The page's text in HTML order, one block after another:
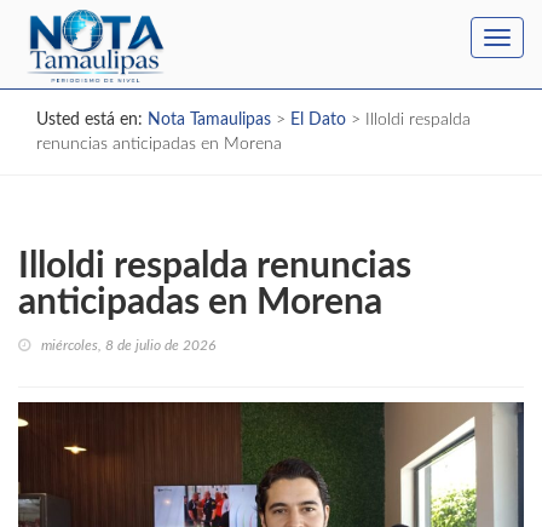
Usted está en: Nota Tamaulipas > El Dato >
Illoldi respalda
renuncias anticipadas en Morena
Illoldi respalda renuncias
anticipadas en Morena
miércoles, 8 de julio de 2026